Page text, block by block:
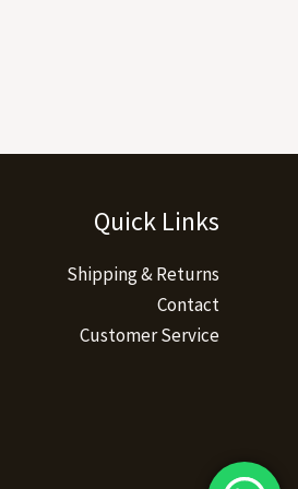
Quick Links
Shipping & Returns
Contact
Customer Service